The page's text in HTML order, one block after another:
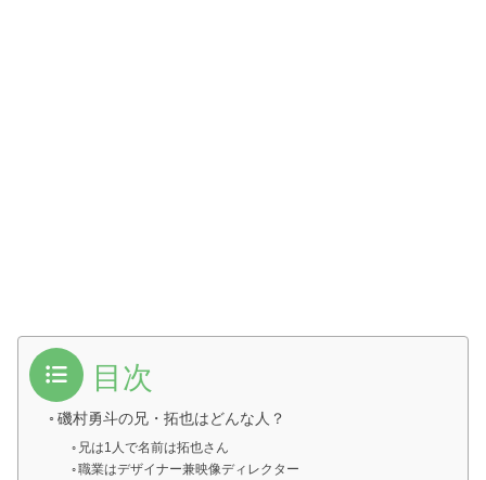
目次
磯村勇斗の兄・拓也はどんな人？
兄は1人で名前は拓也さん
職業はデザイナー兼映像ディレクター